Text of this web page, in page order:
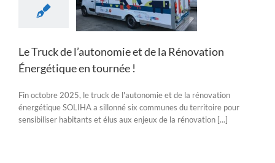
en tournée !
Le Truck de l’autonomie et de la Rénovation
Énergétique en tournée !
Fin octobre 2025, le truck de l'autonomie et de la rénovation
énergétique SOLIHA a sillonné six communes du territoire pour
sensibiliser habitants et élus aux enjeux de la rénovation [...]